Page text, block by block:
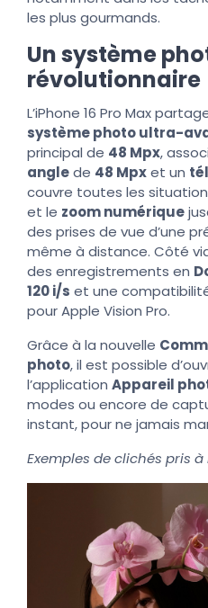
les plus gourmands.
Un système
révolutionnaire
L’iPhone 16 Pro Max
système photo ultra-
principal de 48 Mpx,
anglede 48 Mpxet un
couvre toutes les
et le zoom numérique
des prises de vue d’une
même à distance. Côté
des enregistrements en
120 i/s et une
pour Apple Vision Pro.
Grâce à la nouvelle
photo, il est possible
l’application Appareil
modes ou encore de
instant, pour ne jamais
Exemples de clichés pris à